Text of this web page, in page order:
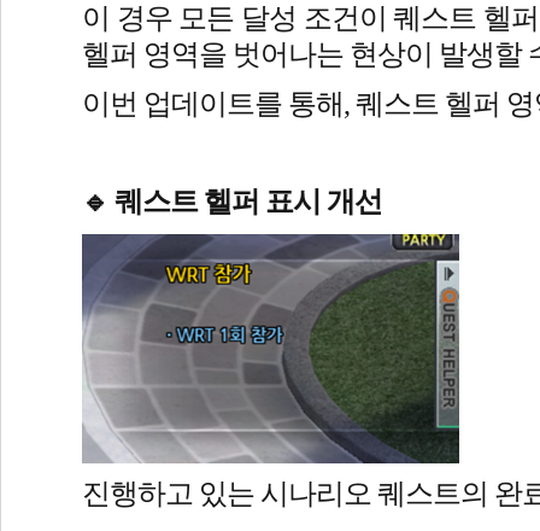
이 경우 모든 달성 조건이 퀘스트 헬
헬퍼 영역을 벗어나는 현상이 발생할
이번 업데이트를 통해, 퀘스트 헬퍼
🔹 퀘스트 헬퍼 표시 개선
진행하고 있는 시나리오 퀘스트의 완